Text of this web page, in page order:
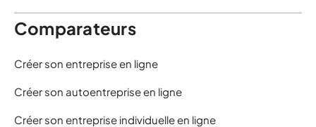
Comparateurs
Créer son entreprise en ligne
Créer son autoentreprise en ligne
Créer son entreprise individuelle en ligne